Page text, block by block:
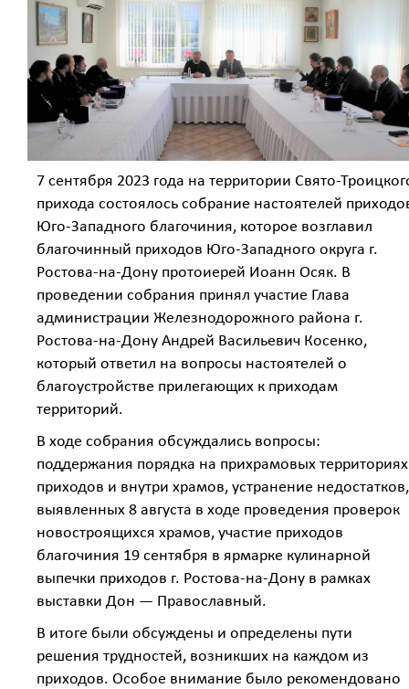
7 сентября 2023 года на территории Свято-
прихода состоялось собрание настоятелей
Юго-Западного благочиния, которое возглавил
благочинный приходов Юго-Западного округа г.
Ростова-на-Дону протоиерей Иоанн Осяк. В
проведении собрания принял участие Глава
администрации Железнодорожного района г.
Ростова-на-Дону Андрей Васильевич Косенко,
который ответил на вопросы настоятелей о
благоустройстве прилегающих к приходам
территорий.
В ходе собрания обсуждались вопросы:
поддержания порядка на прихрамовых территориях
приходов и внутри храмов, устранение недостатков,
выявленных 8 августа в ходе проведения проверок
новостроящихся храмов, участие приходов
благочиния 19 сентября в ярмарке кулинарной
выпечки приходов г. Ростова-на-Дону в рамках
выставки Дон — Православный.
В итоге были обсуждены и определены пути
решения трудностей, возникших на каждом из
приходов. Особое внимание было рекомендовано